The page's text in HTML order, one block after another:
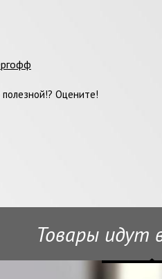
Оцените!
Товары идут